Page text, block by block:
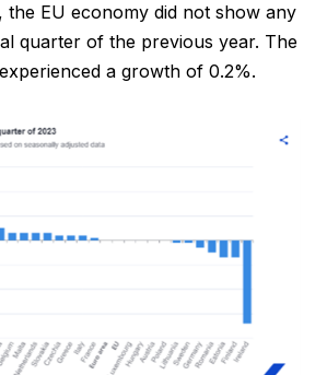
the EU economy did not show any
quarter of the previous year. The
a growth of 0.2%.